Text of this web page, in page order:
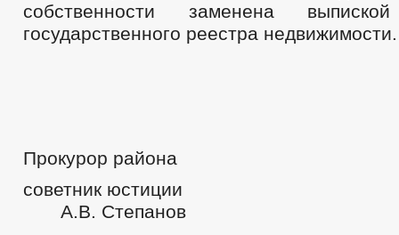
собственности заменена
государственного реестра недвижимости.
Прокурор района
советник
А.В. Степанов